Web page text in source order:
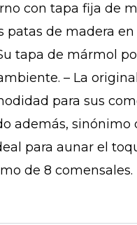
con tapa fija de
patas de madera
tapa de mármol
– La
para sus
además, sinónimo
para aunar el
de 8 comensales.